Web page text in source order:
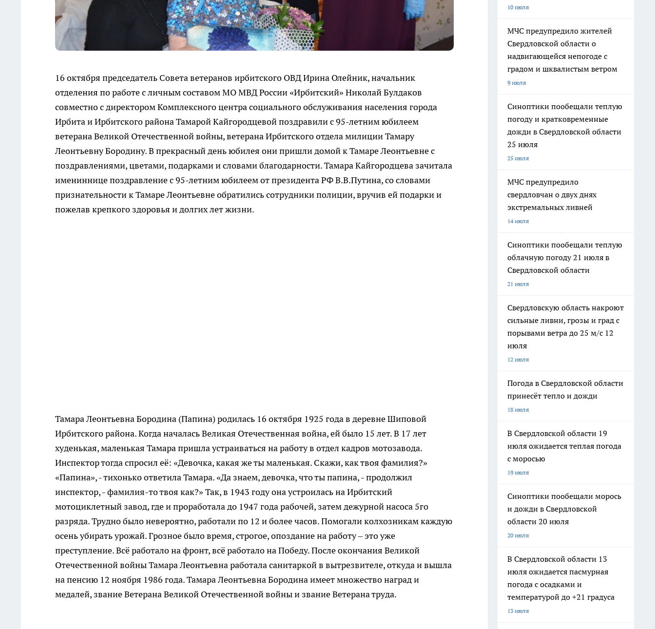
16 октября председатель Совета ветеранов ирбитского ОВД Ирина Олейник, начальник
отделения по работе с личным составом МО МВД России «Ирбитский» Николай Булдаков
совместно с директором Комплексного центра социального обслуживания населения города
Ирбита и Ирбитского района Тамарой Кайгородцевой поздравили с 95-летним юбилеем
ветерана Великой Отечественной войны, ветерана Ирбитского отдела милиции Тамару
Леонтьевну Бородину. В прекрасный день юбилея они пришли домой к Тамаре Леонтьевне с
поздравлениями, цветами, подарками и словами благодарности. Тамара Кайгородцева зачитала
имениннице поздравление с 95-летним юбилеем от президента РФ В.В.Путина, со словами
признательности к Тамаре Леонтьевне обратились сотрудники полиции, вручив ей подарки и
пожелав крепкого здоровья и долгих лет жизни.
Тамара Леонтьевна Бородина (Папина) родилась 16 октября 1925 года в деревне Шиповой
Ирбитского района. Когда началась Великая Отечественная война, ей было 15 лет. В 17 лет
худенькая, маленькая Тамара пришла устраиваться на работу в отдел кадров мотозавода.
Инспектор тогда спросил её: «Девочка, какая же ты маленькая. Скажи, как твоя фамилия?»
«Папина», - тихонько ответила Тамара. «Да знаем, девочка, что ты папина, - продолжил
инспектор, - фамилия-то твоя как?» Так, в 1943 году она устроилась на Ирбитский
мотоциклетный завод, где и проработала до 1947 года рабочей, затем дежурной насоса 5го
разряда. Трудно было невероятно, работали по 12 и более часов. Помогали колхозникам каждую
осень убирать урожай. Грозное было время, строгое, опоздание на работу – это уже
преступление. Всё работало на фронт, всё работало на Победу. После окончания Великой
Отечественной войны Тамара Леонтьевна работала санитаркой в вытрезвителе, откуда и вышла
на пенсию 12 ноября 1986 года. Тамара Леонтьевна Бородина имеет множество наград и
медалей, звание Ветерана Великой Отечественной войны и звание Ветерана труда.
10 июля
МЧС предупредило жителей
Свердловской области о
надвигающейся непогоде с
градом и шквалистым ветром
9 июля
Синоптики пообещали теплую
погоду и кратковременные
дожди в Свердловской области
25 июля
25 июля
МЧС предупредило
свердловчан о двух днях
экстремальных ливней
14 июля
Синоптики пообещали теплую
облачную погоду 21 июля в
Свердловской области
21 июля
Свердловскую область накроют
сильные ливни, грозы и град с
порывами ветра до 25 м/с 12
июля
12 июля
Погода в Свердловской области
принесёт тепло и дожди
18 июля
В Свердловской области 19
июля ожидается теплая погода
с моросью
19 июля
Синоптики пообещали морось
и дожди в Свердловской
области 20 июля
20 июля
В Свердловской области 13
июля ожидается пасмурная
погода с осадками и
температурой до +21 градуса
13 июля